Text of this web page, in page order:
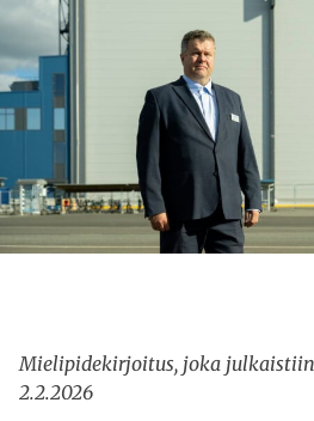
Mielipidekirjoitus, joka julkaistiin
2.2.2026